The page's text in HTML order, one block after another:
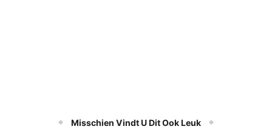
Misschien Vindt U Dit Ook Leuk